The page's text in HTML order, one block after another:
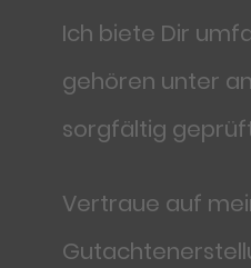
Ich biete Dir
gehören unter
sorgfältig
Vertraue auf